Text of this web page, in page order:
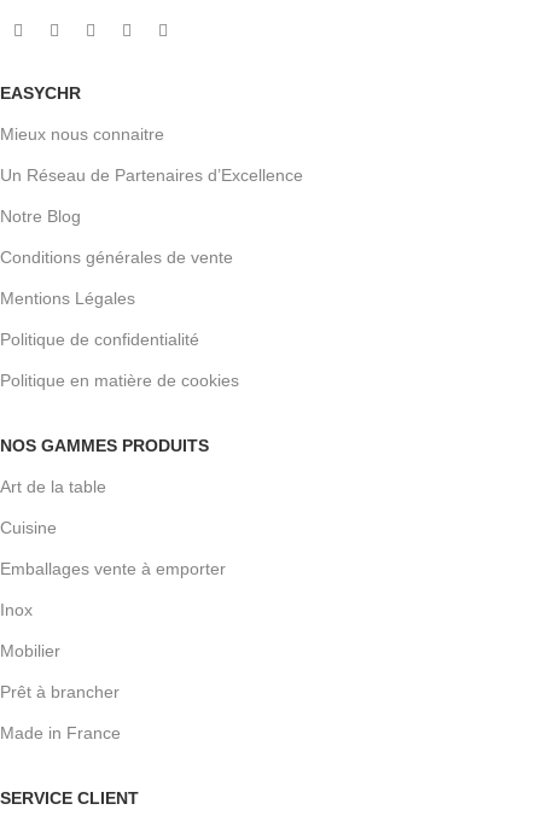
EASYCHR
Mieux nous connaitre
Un Réseau de Partenaires d’Excellence
Notre Blog
Conditions générales de vente
Mentions Légales
Politique de confidentialité
Politique en matière de cookies
NOS GAMMES PRODUITS
Art de la table
Cuisine
Emballages vente à emporter
Inox
Mobilier
Prêt à brancher
Made in France
SERVICE CLIENT